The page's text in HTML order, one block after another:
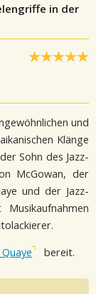
in der
und
Klänge
Sohn des Jazz-
McGowan, der
und der Jazz-
bereit.